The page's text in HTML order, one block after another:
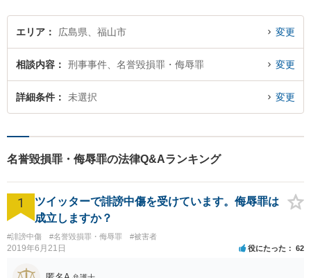
エリア 広島県、福山市 変更
相談内容 刑事事件、名誉毀損罪・侮辱罪 変更
詳細条件 未選択 変更
名誉毀損罪・侮辱罪の法律Q&Aランキング
1
ツイッターで誹謗中傷を受けています。侮辱罪は
成立しますか？
#誹謗中傷 #名誉毀損罪・侮辱罪 #被害者
2019年6月21日 役にたった 62